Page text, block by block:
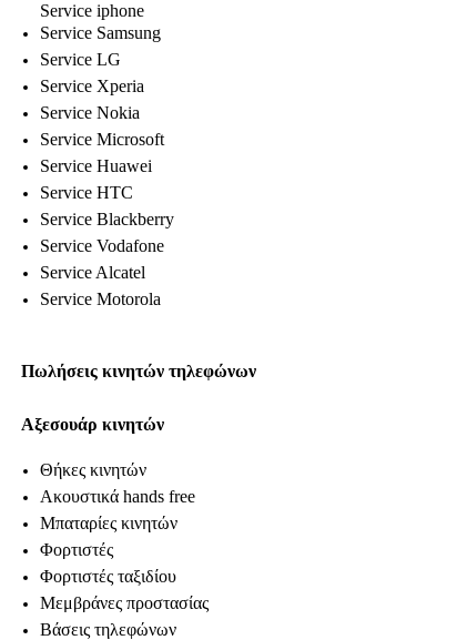
Service iphone
Service Samsung
Service LG
Service Xperia
Service Nokia
Service Microsoft
Service Huawei
Service HTC
Service Blackberry
Service Vodafone
Service Alcatel
Service Motorola
Πωλήσεις κινητών τηλεφώνων
Αξεσουάρ κινητών
Θήκες κινητών
Ακουστικά hands free
Μπαταρίες κινητών
Φορτιστές
Φορτιστές ταξιδίου
Μεμβράνες προστασίας
Βάσεις τηλεφώνων